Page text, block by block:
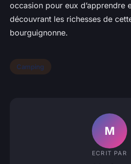
occasion pour eux d’apprendre
découvrant les richesses de
bourguignonne.
Camping
M
ECRIT PAR